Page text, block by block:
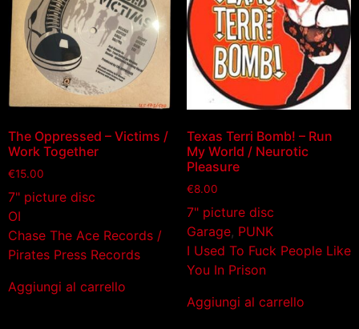
The Oppressed ‎– Victims /
Work Together
€15.00
7" picture disc
OI
Chase The Ace Records /
Pirates Press Records
Aggiungi al carrello
Texas Terri Bomb! – Run
My World / Neurotic
Pleasure
€8.00
7" picture disc
Garage, PUNK
I Used To Fuck People Like
You In Prison
Aggiungi al carrello